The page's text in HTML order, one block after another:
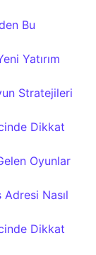
Bu
Yatırım
Stratejileri
Dikkat
Oyunlar
Nasıl
Dikkat